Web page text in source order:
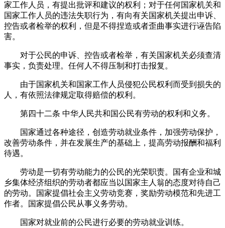
家工作人员，有提出批评和建议的权利；对于任何国家机关和
国家工作人员的违法失职行为，有向有关国家机关提出申诉、
控告或者检举的权利，但是不得捏造或者歪曲事实进行诬告陷
害。
对于公民的申诉、控告或者检举，有关国家机关必须查清
事实，负责处理。任何人不得压制和打击报复。
由于国家机关和国家工作人员侵犯公民权利而受到损失的
人，有依照法律规定取得赔偿的权利。
第四十二条 中华人民共和国公民有劳动的权利和义务。
国家通过各种途径，创造劳动就业条件，加强劳动保护，
改善劳动条件，并在发展生产的基础上，提高劳动报酬和福利
待遇。
劳动是一切有劳动能力的公民的光荣职责。国有企业和城
乡集体经济组织的劳动者都应当以国家主人翁的态度对待自己
的劳动。国家提倡社会主义劳动竞赛，奖励劳动模范和先进工
作者。国家提倡公民从事义务劳动。
国家对就业前的公民进行必要的劳动就业训练。